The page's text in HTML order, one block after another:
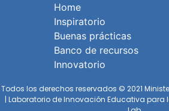
Home
Inspiratorio
Buenas prácticas
Banco de recursos
Innovatorio
Todos los derechos reservados © 2021
| Laboratorio de Innovación Educativa para